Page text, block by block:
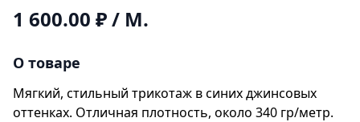
1 600.00 ₽/ М.
О товаре
Мягкий, стильный трикотаж в синих джинсовых
оттенках. Отличная плотность, около 340 гр/метр.